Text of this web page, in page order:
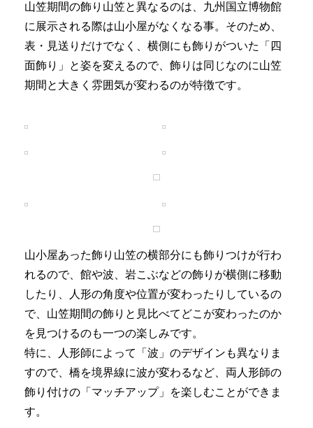
山笠期間の飾り山笠と異なるのは、九州国立博物館
に展示される際は山小屋がなくなる事。そのため、
表・見送りだけでなく、横側にも飾りがついた「四
面飾り」と姿を変えるので、飾りは同じなのに山笠
期間と大きく雰囲気が変わるのが特徴です。
山小屋あった飾り山笠の横部分にも飾りつけが行わ
れるので、館や波、岩こぶなどの飾りが横側に移動
したり、人形の角度や位置が変わったりしているの
で、山笠期間の飾りと見比べてどこが変わったのか
を見つけるのも一つの楽しみです。
特に、人形師によって「波」のデザインも異なりま
すので、橋を境界線に波が変わるなど、両人形師の
飾り付けの「マッチアップ」を楽しむことができま
す。